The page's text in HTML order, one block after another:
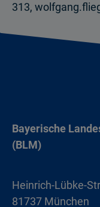
313,
Bayerische
(BLM)
Heinrich-Lübke-
81737 München